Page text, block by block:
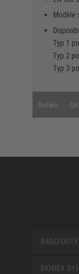
Modèle
Typ 1
Typ 2
Typ 3
Details
BIOMEX